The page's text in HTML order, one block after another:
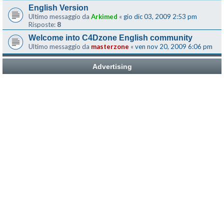
English Version
Ultimo messaggio da Arkimed « gio dic 03, 2009 2:53 pm
Risposte: 8
Welcome into C4Dzone English community
Ultimo messaggio da masterzone « ven nov 20, 2009 6:06 pm
Advertising